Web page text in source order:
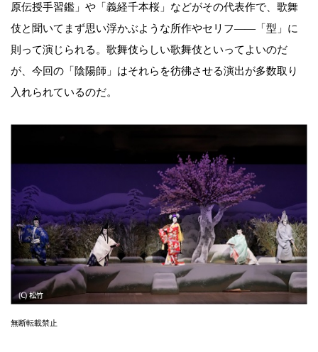
原伝授手習鑑」や「義経千本桜」などがその代表作で、歌舞
伎と聞いてまず思い浮かぶような所作やセリフ――「型」に
則って演じられる。歌舞伎らしい歌舞伎といってよいのだ
が、今回の「陰陽師」はそれらを彷彿させる演出が多数取り
入れられているのだ。
無断転載禁止